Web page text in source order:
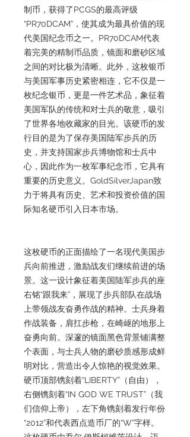
制币，获得了PCGS的最高评级
“PR70DCAM”，使其成为最具价值的现
代美国纪念币之一。PR70DCAM代表
着完美的精制币品质，镜面和磨砂区域
之间的对比极为清晰。此外，这枚银币
与美国军事历史紧密相连，它不仅是一
枚纪念银币，更是一件艺术品，象征着
美国军队的传统和对士兵的敬意，吸引
了世界各地收藏家的目光。该硬币的发
行目的是为了保存美国陆军步兵的历
史，并支持国家步兵博物馆和士兵中
心，因此作为一枚军事纪念币，它具有
重要的历史意义。GoldSilverJapan致
力于将具有历史、艺术和投资价值的国
际知名硬币引入日本市场。
这枚硬币的正面描绘了一名现代美国步
兵向前推进，激励战友们继续前进的场
景。这一设计象征着美国陆军步兵的座
右铭“跟我来”，展现了步兵部队在战场
上带领战友奋勇作战的精神。士兵身着
作战装备，肩扛步枪，在崎岖的地形上
奋勇向前。深邃的镜面黑色背景铺满整
个表面，与士兵人物的磨砂质感形成鲜
明对比，营造出令人惊艳的视觉效果。
硬币顶部镌刻着“LIBERTY”（自由），
右侧镌刻着“IN GOD WE TRUST”（我
们信仰上帝），左下角镌刻着发行年份
“2012”和代表西点造币厂的“W”字样。